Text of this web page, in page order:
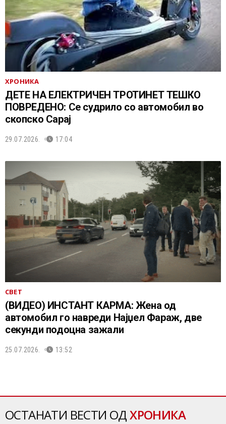
ХРОНИКА
ДЕТЕ НА ЕЛЕКТРИЧЕН ТРОТИНЕТ ТЕШКО
ПОВРЕДЕНО: Се судрило со автомобил во
скопско Сарај
29.07.2026. 17:04
СВЕТ
(ВИДЕО) ИНСТАНТ КАРМА: Жена од
автомобил го навреди Најџел Фараж, две
секунди подоцна зажали
25.07.2026. 13:52
ОСТАНАТИ ВЕСТИ ОДХРОНИКА